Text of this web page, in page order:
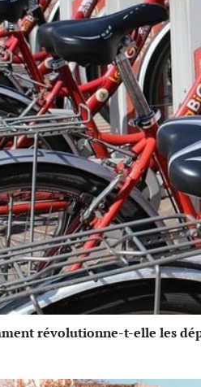
révolutionne-t-elle les